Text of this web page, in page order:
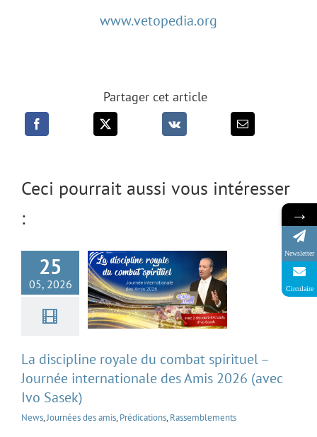
www.vetopedia.org
Partager cet article
Ceci pourrait aussi vous intéresser
:
25
05, 2026
du combat spirituel
Amis 2026 (avec
Ivo Sasek)
La discipline royale du combat spirituel –
Journée internationale des Amis 2026 (avec
Ivo Sasek)
News,Journées des amis, Prédications, Rassemblements
→
Newsletter
Circulaire